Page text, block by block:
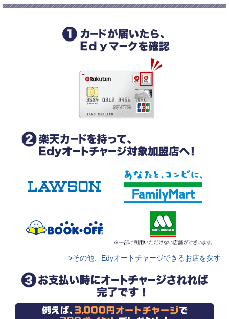
>その他、Edyオートチャージできるお店を探す